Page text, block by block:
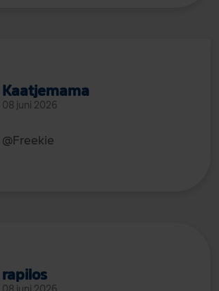
Kaatjemama
08 juni 2026
@Freekie
rapilos
08 juni 2026